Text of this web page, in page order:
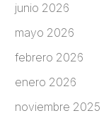
junio 2026
mayo 2026
febrero 2026
enero 2026
noviembre 2025